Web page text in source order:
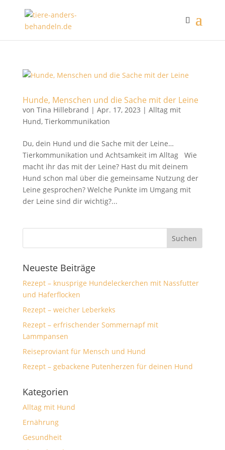
Hunde, Menschen und die Sache mit der Leine
von Tina Hillebrand | Apr. 17, 2023 | Alltag mit
Hund, Tierkommunikation
Du, dein Hund und die Sache mit der Leine…
Tierkommunikation und Achtsamkeit im Alltag Wie
macht ihr das mit der Leine? Hast du mit deinem
Hund schon mal über die gemeinsame Nutzung der
Leine gesprochen? Welche Punkte im Umgang mit
der Leine sind dir wichtig?...
Neueste Beiträge
Rezept – knusprige Hundeleckerchen mit Nassfutter
und Haferflocken
Rezept – weicher Leberkeks
Rezept – erfrischender Sommernapf mit
Lammpansen
Reiseproviant für Mensch und Hund
Rezept – gebackene Putenherzen für deinen Hund
Kategorien
Alltag mit Hund
Ernährung
Gesundheit